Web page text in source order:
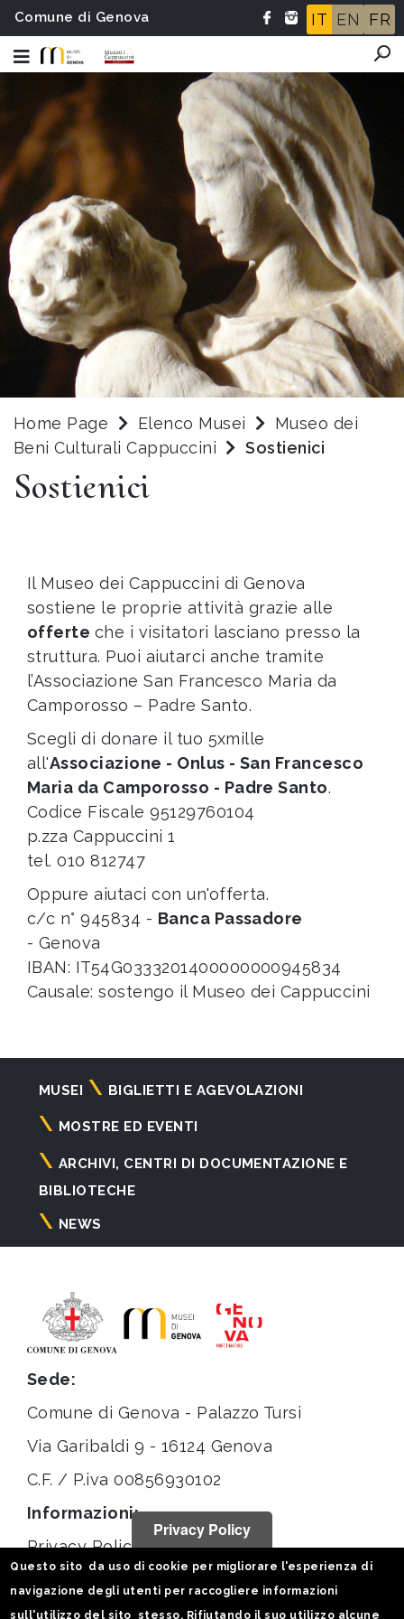
Comune di Genova IT EN FR
Home Page Elenco Musei
Museo dei
Beni Culturali Cappuccini
Sostienici
Sostienici
Il Museo dei Cappuccini di Genova
sostiene le proprie attività grazie alle
offerte che i visitatori lasciano presso la
struttura. Puoi aiutarci anche tramite
l’Associazione San Francesco Maria da
Camporosso – Padre Santo.
Scegli di donare il tuo 5xmille
all'Associazione - Onlus - San Francesco
Maria da Camporosso - Padre Santo.
Codice Fiscale 95129760104
p.zza Cappuccini 1
tel. 010 812747
Oppure aiutaci con un'offerta.
c/c n° 945834 - Banca Passadore
- Genova
IBAN: IT54G0333201400000000945834
Causale: sostengo il Museo dei Cappuccini
Navigazione
principale
MUSEI BIGLIETTI E AGEVOLAZIONI
MOSTRE ED EVENTI
ARCHIVI, CENTRI DI DOCUMENTAZIONE E
BIBLIOTECHE
NEWS
Sede:
Comune di Genova - Palazzo Tursi
Via Garibaldi 9 - 16124 Genova
C.F. / P.iva 00856930102
Informazioni:
Privacy Policy
Statistiche
Privacy Policy
Questo sito da uso di cookie per migliorare l'esperienza di
navigazione degli utenti per raccogliere informazioni
sull'utilizzo del sito stesso. Rifiutando il suo utilizzo alcune